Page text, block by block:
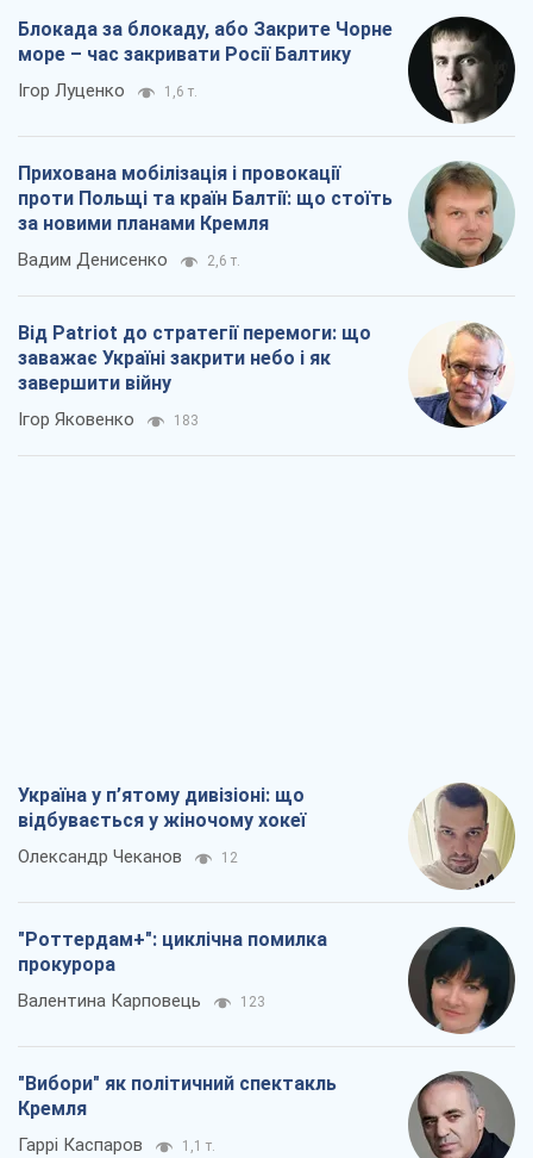
Блокада за блокаду, або Закрите Чорне
море – час закривати Росії Балтику
Ігор Луценко 1,6 т.
Прихована мобілізація і провокації
проти Польщі та країн Балтії: що стоїть
за новими планами Кремля
Вадим Денисенко 2,6 т.
Від Patriot до стратегії перемоги: що
заважає Україні закрити небо і як
завершити війну
Ігор Яковенко 183
Україна у п’ятому дивізіоні: що
відбувається у жіночому хокеї
Олександр Чеканов 12
"Роттердам+": циклічна помилка
прокурора
Валентина Карповець 123
"Вибори" як політичний спектакль
Кремля
Гаррі Каспаров 1,1 т.